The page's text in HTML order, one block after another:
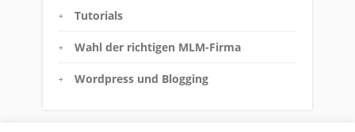
Tutorials
Wahl der richtigen MLM-Firma
Wordpress und Blogging